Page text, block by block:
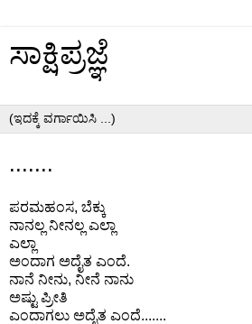
ಸಾಕ್ಷಿಪ್ರಜ್ಞೆ
.......
ಪರಮಹಂಸ, ಬೆಕ್ಕು
ನಾನಲ್ಲ ನೀನಲ್ಲ ಎಲ್ಲಾ
ಎಲ್ಲಾ
ಅಂದಾಗ ಅದೈತ ಎಂದೆ.
ನಾನೆ ನೀನು, ನೀನೆ ನಾನು
ಅಷ್ಟು ಪ್ರೀತಿ
ಎಂದಾಗಲು ಅದೈತ ಎಂದೆ.......